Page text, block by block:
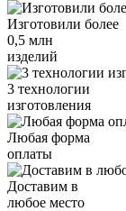
Изготовили более
0,5 млн
изделий
3 технологии
изготовления
Любая форма
оплаты
Доставим в
любое место